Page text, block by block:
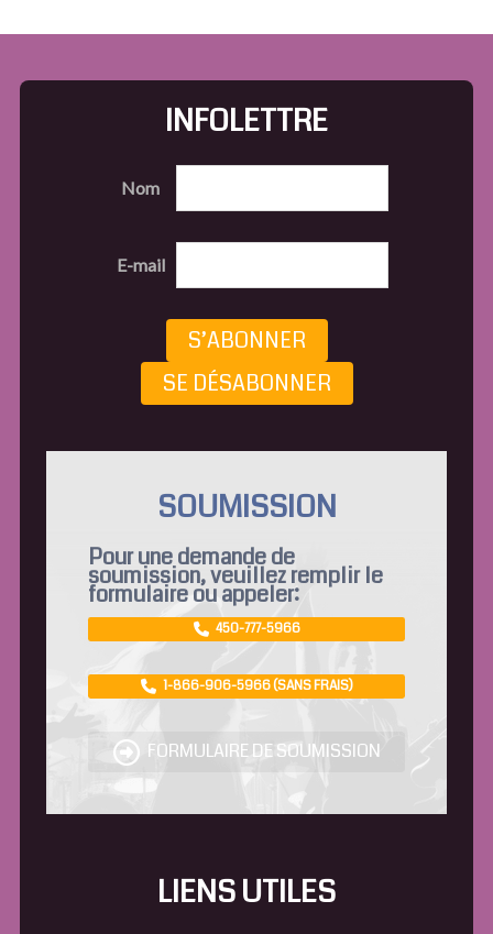
INFOLETTRE
Nom
E-mail
S’ABONNER
SE DÉSABONNER
SOUMISSION
Pour une demande de
soumission, veuillez remplir le
formulaire ou appeler:
450-777-5966
1-866-906-5966 (SANS FRAIS)
FORMULAIRE DE SOUMISSION
LIENS UTILES